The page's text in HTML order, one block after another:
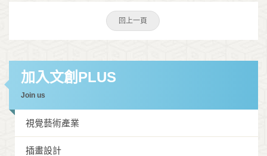
回上一頁
加入文創PLUS
Join us
視覺藝術產業
插畫設計